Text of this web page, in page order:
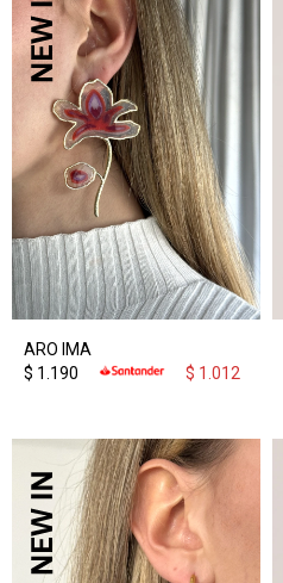
ARO IMA
$ 1.190 $ 1.012